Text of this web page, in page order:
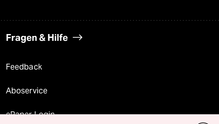
Fragen & Hilfe
Feedback
Aboservice
ePaper Login